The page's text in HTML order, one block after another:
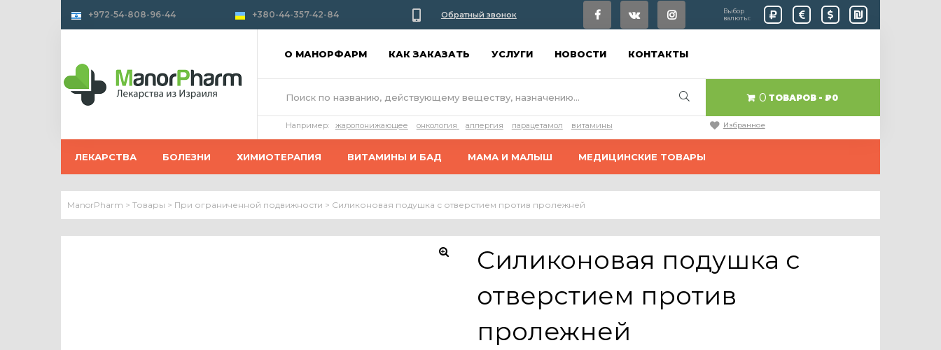
+972-54-808-96-44 +380-44-357-42-84 Обратный звонок
Выбор
валюты:
О МАНОРФАРМ КАК ЗАКАЗАТЬ УСЛУГИ НОВОСТИ КОНТАКТЫ
0 ТОВАРОВ ₽0
Например: жаропонижающее онкология аллергия парацетамол витамины Избранное
ЛЕКАРСТВА БОЛЕЗНИ ХИМИОТЕРАПИЯ ВИТАМИНЫ И БАД МАМА И МАЛЫШ МЕДИЦИНСКИЕ ТОВАРЫ
ManorPharm > Товары > При ограниченной подвижности > Силиконовая подушка с отверстием против пролежней
Силиконовая подушка с
отверстием против
пролежней